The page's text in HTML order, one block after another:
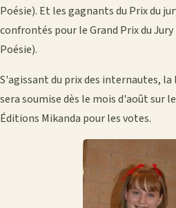
Poésie). Et les gagnants du Prix du
confrontés pour le Grand Prix du
Poésie).
S'agissant du prix des internautes, la
sera soumise dès le mois d'août sur
Éditions Mikanda pour les votes.